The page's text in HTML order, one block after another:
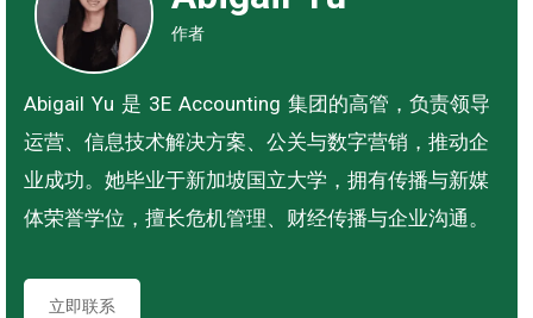
作者
Abigail Yu 是 3E Accounting 集团的高管，负责领导
运营、信息技术解决方案、公关与数字营销，推动企
业成功。她毕业于新加坡国立大学，拥有传播与新媒
体荣誉学位，擅长危机管理、财经传播与企业沟通。
立即联系